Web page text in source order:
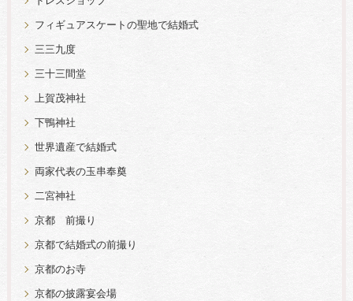
フィギュアスケートの聖地で結婚式
三三九度
三十三間堂
上賀茂神社
下鴨神社
世界遺産で結婚式
両家代表の玉串奉奠
二宮神社
京都 前撮り
京都で結婚式の前撮り
京都のお寺
京都の披露宴会場